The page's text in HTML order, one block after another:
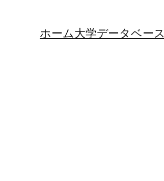
ホーム大学データベース